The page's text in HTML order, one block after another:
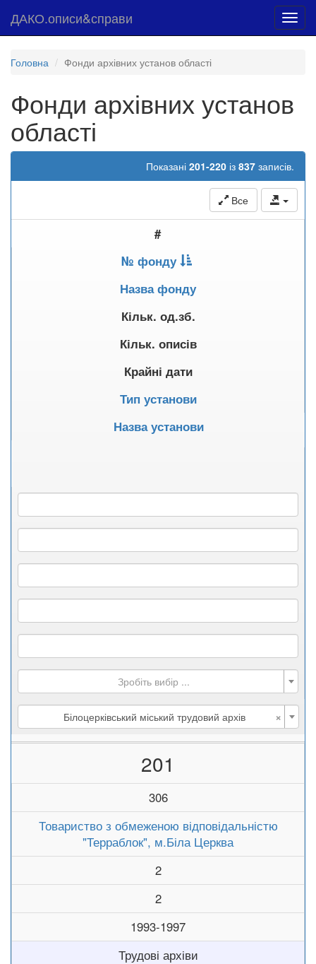
ДАКО.описи&справи
Головна Фонди архівних установ області
Фонди архівних установ
області
Показані 201-220 із 837 записів.
Все
#
№ фонду
Назва фонду
Кільк. од.зб.
Кільк. описів
Крайні дати
Тип установи
Назва установи
Зробіть вибір ...
×
Білоцерківський міський трудовий архів
201
306
Товариство з обмеженою відповідальністю
"Терраблок", м.Біла Церква
2
2
1993-1997
Трудові архіви